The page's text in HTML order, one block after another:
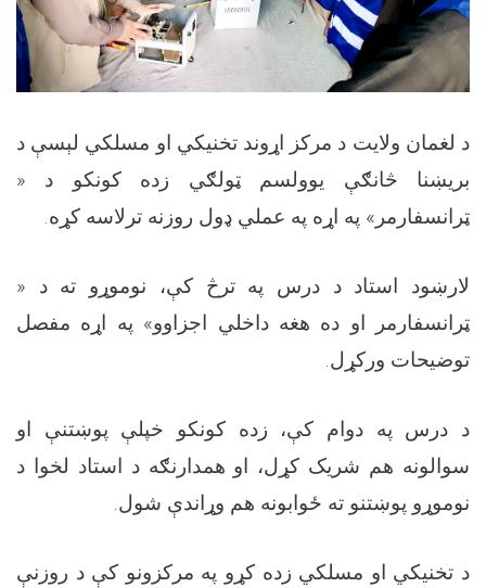
د لغمان ولایت د مرکز اړوند تخنیکي او مسلکي لېسې د
بریښنا څانګې یوولسم ټولګي زده کونکو د «
ټرانسفارمر» په اړه په عملي ډول روزنه ترلاسه کړه.
لارښود استاد د درس په ترڅ کې، نوموړو ته د «
ټرانسفارمر او ده هغه داخلي اجزاوو» په اړه مفصل
توضیحات ورکړل.
د درس په دوام کې، زده کونکو خپلې پوښتنې او
سوالونه هم شریک کړل، او همدارنګه د استاد لخوا د
نوموړو پوښتنو ته ځوابونه هم وړاندې شول.
د تخنیکي او مسلکي زده کړو په مرکزونو کې د روزنې